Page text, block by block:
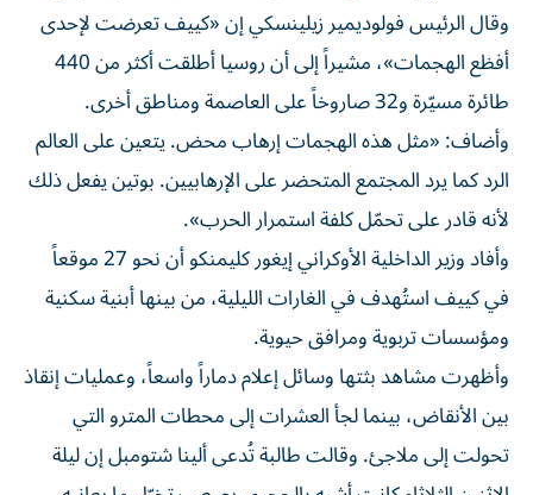
وقال الرئيس فولوديمير زيلينسكي إن «كييف تعرضت لإحدى
أفظع الهجمات»، مشيراً إلى أن روسيا أطلقت أكثر من 440
طائرة مسيّرة و32 صاروخاً على العاصمة ومناطق أخرى.
وأضاف: «مثل هذه الهجمات إرهاب محض. يتعين على العالم
الرد كما يرد المجتمع المتحضر على الإرهابيين. بوتين يفعل ذلك
لأنه قادر على تحمّل كلفة استمرار الحرب».
وأفاد وزير الداخلية الأوكراني إيغور كليمنكو أن نحو 27 موقعاً
في كييف استُهدف في الغارات الليلية، من بينها أبنية سكنية
ومؤسسات تربوية ومرافق حيوية.
وأظهرت مشاهد بثتها وسائل إعلام دماراً واسعاً، وعمليات إنقاذ
بين الأنقاض، بينما لجأ العشرات إلى محطات المترو التي
تحولت إلى ملاجئ. وقالت طالبة تُدعى ألينا شتومبل إن ليلة